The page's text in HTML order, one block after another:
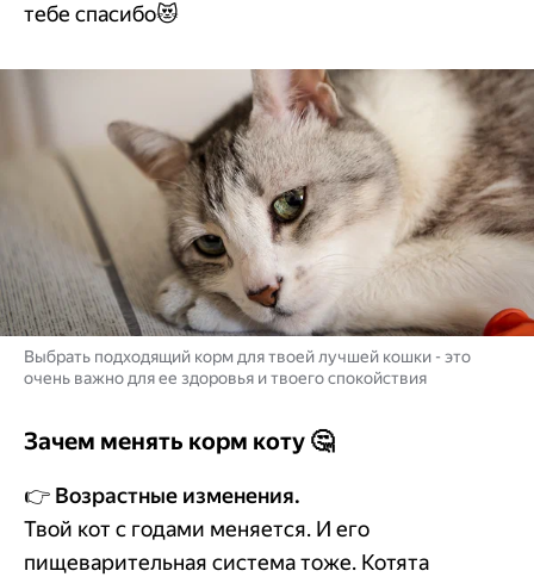
тебе спасибо😻
Выбрать подходящий корм для твоей лучшей кошки - это
очень важно для ее здоровья и твоего спокойствия
Зачем менять корм коту 🤔
👉 Возрастные изменения.
Твой кот с годами меняется. И его
пищеварительная система тоже. Котята